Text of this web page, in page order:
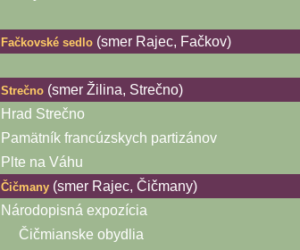
Fačkovské sedlo (smer Rajec, Fačkov)
Strečno (smer Žilina, Strečno)
Hrad Strečno
Pamätník francúzskych partizánov
Plte na Váhu
Čičmany (smer Rajec, Čičmany)
Národopisná expozícia
Čičmianske obydlia